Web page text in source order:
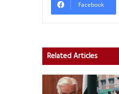
Facebook
Related Articles